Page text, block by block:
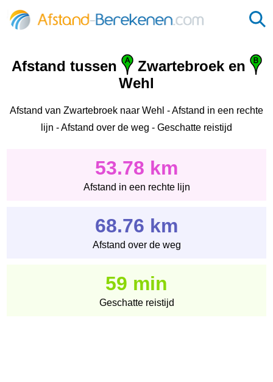
Afstand tussen
Zwartebroek en
Wehl
Afstand van Zwartebroek naar Wehl - Afstand in een rechte
lijn - Afstand over de weg - Geschatte reistijd
53.78 km
Afstand in een rechte lijn
68.76 km
Afstand over de weg
59 min
Geschatte reistijd